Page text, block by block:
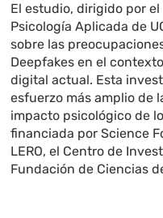
El estudio, dirigido por
Psicología Aplicada de
sobre las
Deepfakes en el
digital actual. Esta
esfuerzo más amplio de
impacto psicológico de
financiada por Science
LERO, el Centro de
Fundación de Ciencias